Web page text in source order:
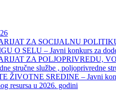
ZA SOCIJALNU
O SELU – Javni konkurs za
ZA POLJOPRIVREDU,
stručne službe , poljoprivredne
SREDINE – Javni
resursa u 2026. godini